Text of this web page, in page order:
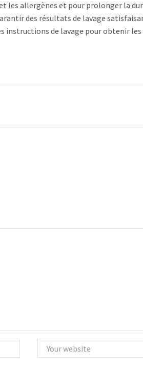
les allergènes et pour prolonger la
des résultats de lavage
instructions de lavage pour obtenir les